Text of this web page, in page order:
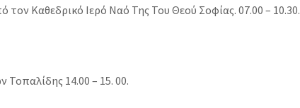
τον Καθεδρικό Ιερό Ναό Της Του Θεού Σοφίας. 07.00 – 10.30.
Τοπαλίδης 14.00 – 15. 00.